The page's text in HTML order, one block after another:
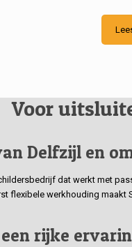
Voor
Delfzijl en
dat werkt met
flexibele werkhouding
rijke